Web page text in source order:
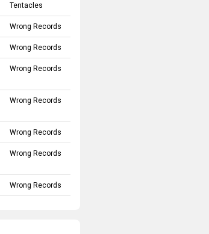
Tentacles
Wrong Records
Wrong Records
Wrong Records
Wrong Records
Wrong Records
Wrong Records
Wrong Records